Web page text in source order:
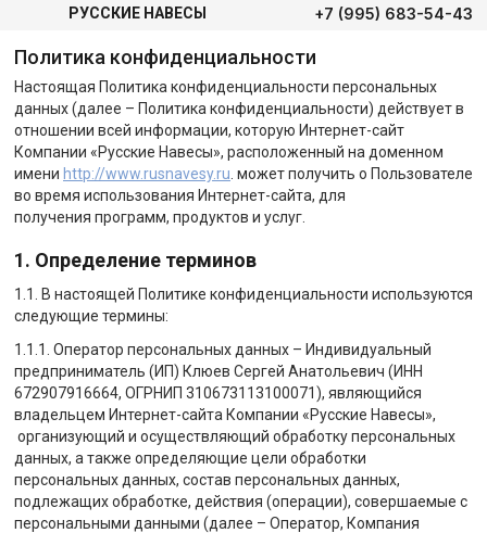
РУССКИЕ НАВЕСЫ +7 (995) 683-54-43
Политика конфиденциальности
Настоящая Политика конфиденциальности персональных
данных (далее – Политика конфиденциальности) действует в
отношении всей информации, которую Интернет-сайт
Компании «Русские Навесы», расположенный на доменном
имени http://www.rusnavesy.ru . может получить о Пользователе
во время использования Интернет-сайта, для
получения программ, продуктов и услуг.
1. Определение терминов
1.1. В настоящей Политике конфиденциальности используются
следующие термины:
1.1.1. Оператор персональных данных – Индивидуальный
предприниматель (ИП) Клюев Сергей Анатольевич (ИНН
672907916664, ОГРНИП 310673113100071), являющийся
владельцем Интернет-сайта Компании «Русские Навесы»,
организующий и осуществляющий обработку персональных
данных, а также определяющие цели обработки
персональных данных, состав персональных данных,
подлежащих обработке, действия (операции), совершаемые с
персональными данными (далее – Оператор, Компания